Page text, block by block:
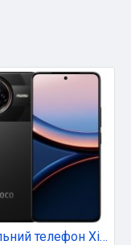
Мобільний телефон Xiaomi Poco F7 Ultra 12/256GB Black (1135347)